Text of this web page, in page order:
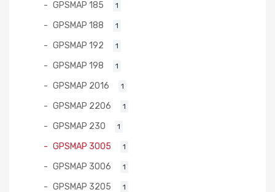
GPSMAP 185 1
GPSMAP 188 1
GPSMAP 192 1
GPSMAP 198 1
GPSMAP 2016 1
GPSMAP 2206 1
GPSMAP 230 1
GPSMAP 3005 1
GPSMAP 3006 1
GPSMAP 3205 1